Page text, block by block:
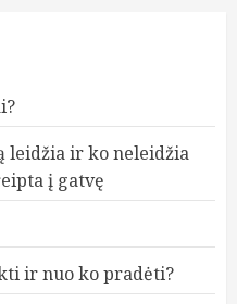
leidžia ir ko neleidžia
į gatvę
ir nuo ko pradėti?